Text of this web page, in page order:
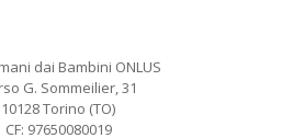
dai Bambini ONLUS
G. Sommeilier, 31
10128 Torino (TO)
CF: 97650080019